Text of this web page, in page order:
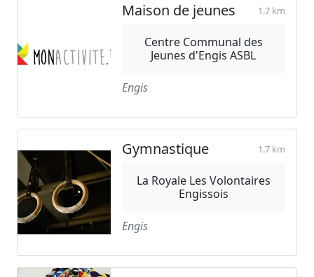
Maison de jeunes 1.7 km
Centre Communal des
Jeunes d'Engis ASBL
Engis
Gymnastique 1.7 km
La Royale Les Volontaires
Engissois
Engis